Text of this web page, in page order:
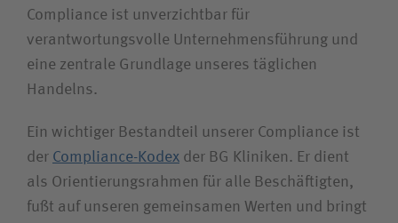
Unfallversicherungsträger
Zuweiserin / Zuweiser
Bewerberin / Bewerber
Journalistin / Journalist
Compliance ist unverzichtbar für
verantwortungsvolle Unternehmensführung und
eine zentrale Grundlage unseres täglichen
Handelns.
Ein wichtiger Bestandteil unserer Compliance ist
der Compliance-Kodex der BG Kliniken. Er dient
als Orientierungsrahmen für alle Beschäftigten,
fußt auf unseren gemeinsamen Werten und bringt